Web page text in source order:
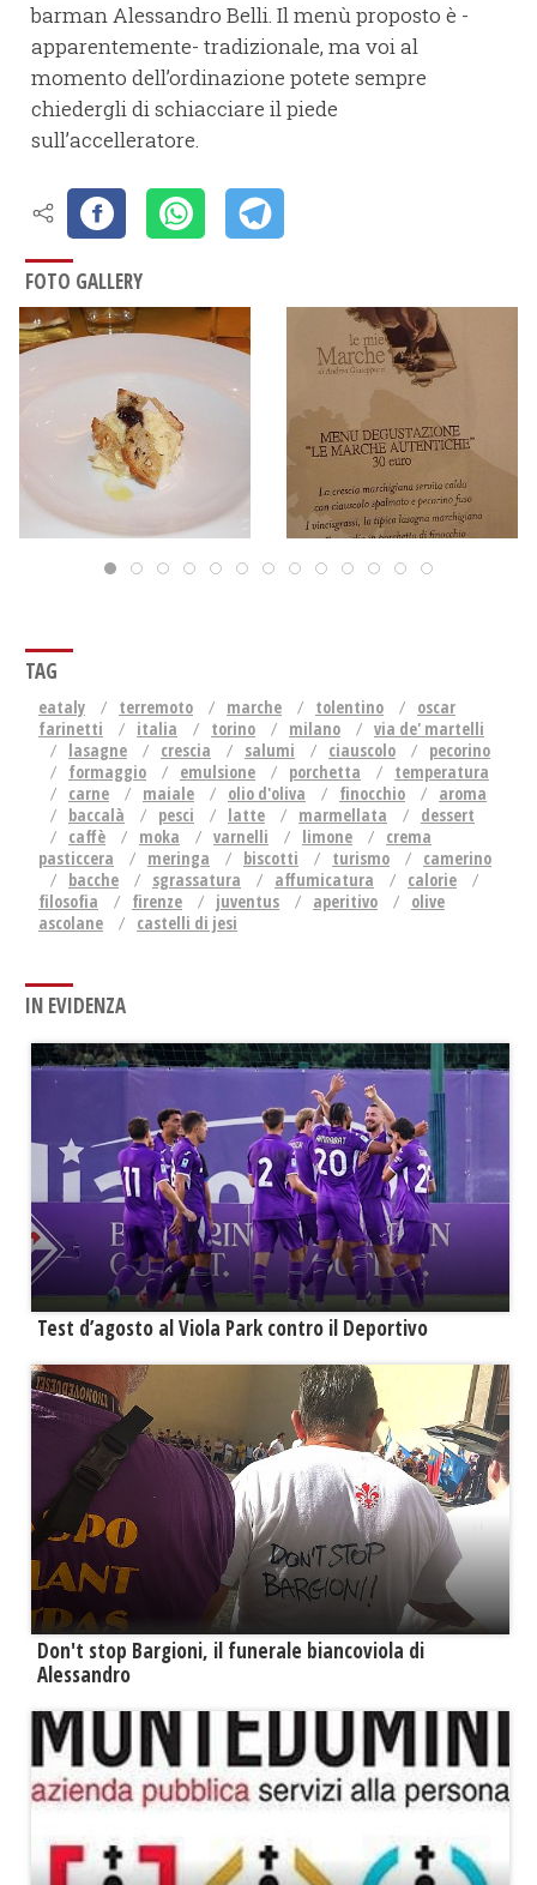
barman Alessandro Belli. Il menù proposto è -
apparentemente- tradizionale, ma voi al
momento dell’ordinazione potete sempre
chiedergli di schiacciare il piede
sull’accelleratore.
FOTO GALLERY
TAG
eataly terremoto marche tolentino
oscar
farinetti
italia torino milano
via de' martelli
lasagne
crescia salumi ciauscolo
pecorino
formaggio
emulsione porchetta
temperatura
carne
maiale olio d'oliva finocchio
aroma
baccalà
pesci latte marmellata
dessert
caffè
moka varnelli limone
crema
pasticcera
meringa biscotti turismo
camerino
bacche
sgrassatura affumicatura
calorie
filosofia
firenze juventus aperitivo
olive
ascolane
castelli di jesi
IN EVIDENZA
Test d’agosto al Viola Park contro il Deportivo
Don't stop Bargioni, il funerale biancoviola di
Alessandro